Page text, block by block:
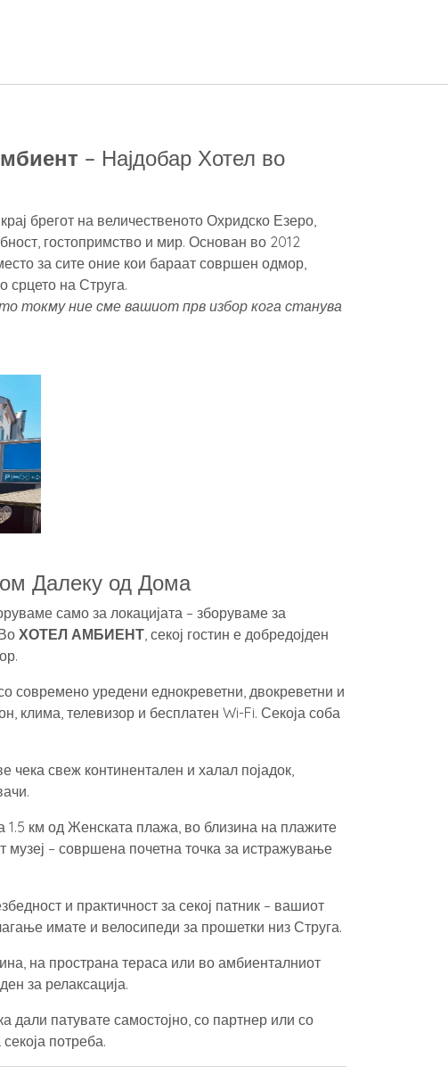
– Најдобар Хотел во
брегот на величественото Охридско Езеро,
гостопримство и мир. Основан во 2012
за сите оние кои бараат совршен одмор,
срцето на Струга.
токму ние сме вашиот прв избор кога станува
Далеку од Дома
само за локацијата – зборуваме за
ХОТЕЛ АМБИЕНТ , секој гостин е добредојден
современо уредени еднокреветни, двокреветни и
клима, телевизор и бесплатен Wi-Fi. Секоја соба
чека свеж континентален и халал појадок,
1.5 км од Женската плажа, во близина на плажите
музеј – совршена почетна точка за истражување
и практичност за секој патник – вашиот
имате и велосипеди за прошетки низ Струга.
на пространа тераса или во амбиенталниот
за релаксација.
дали патувате самостојно, со партнер или со
потреба.